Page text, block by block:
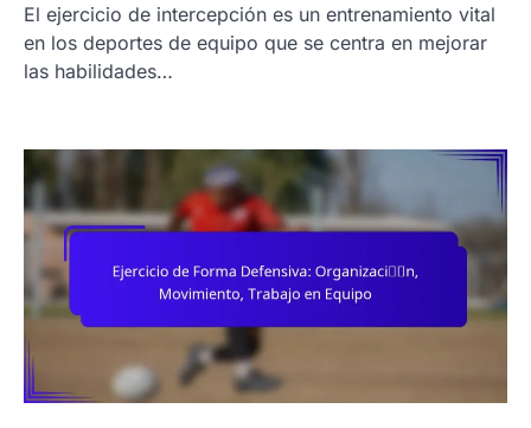
El ejercicio de intercepción es un entrenamiento vital
en los deportes de equipo que se centra en mejorar
las habilidades…